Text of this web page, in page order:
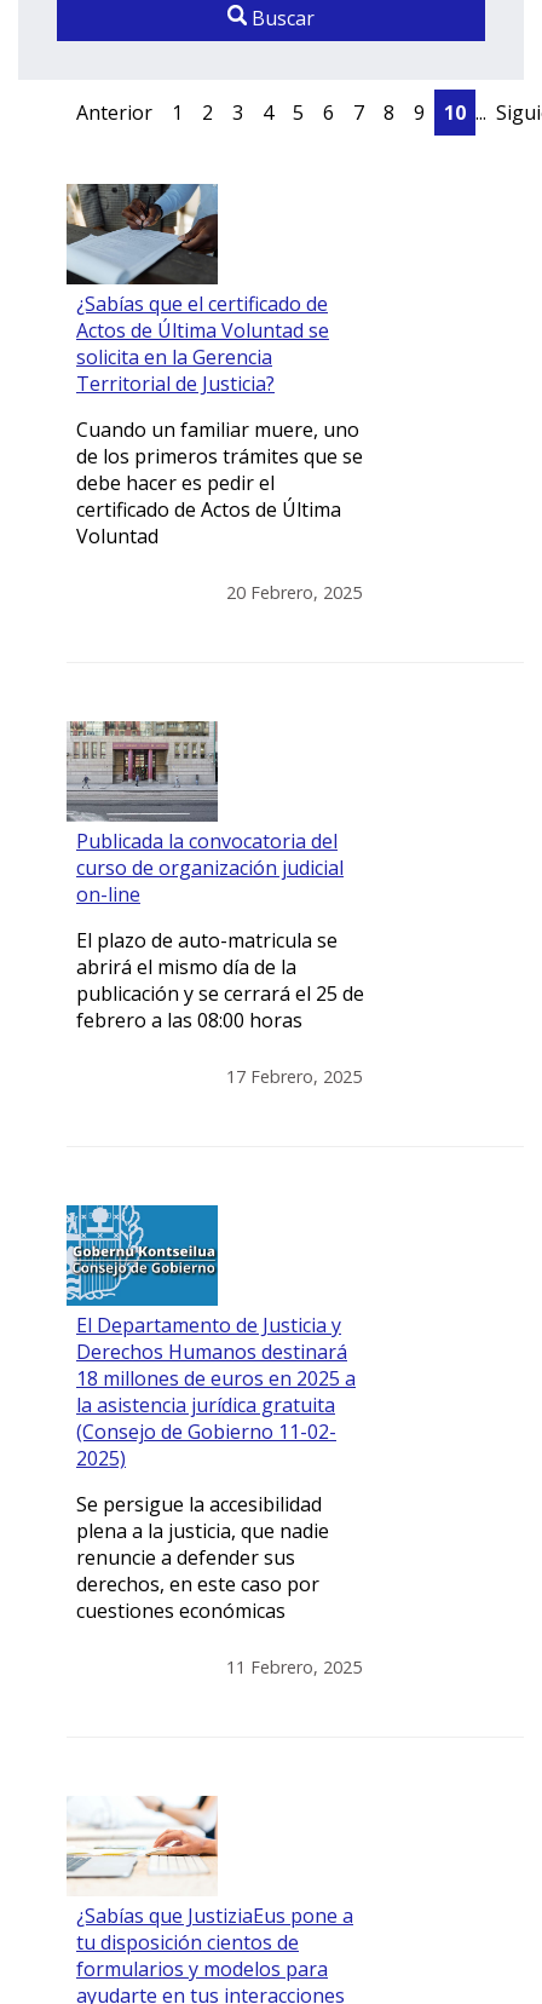
Buscar
Anterior 1 2 3 4 5 6 7 8 9 10 ...
¿Sabías que el certificado de
Actos de Última Voluntad se
solicita en la Gerencia
Territorial de Justicia?
Cuando un familiar muere, uno
de los primeros trámites que se
debe hacer es pedir el
certificado de Actos de Última
Voluntad
20 Febrero, 2025
Publicada la convocatoria del
curso de organización judicial
on-line
El plazo de auto-matricula se
abrirá el mismo día de la
publicación y se cerrará el 25 de
febrero a las 08:00 horas
17 Febrero, 2025
El Departamento de Justicia y
Derechos Humanos destinará
18 millones de euros en 2025 a
la asistencia jurídica gratuita
(Consejo de Gobierno 11-02-
2025)
Se persigue la accesibilidad
plena a la justicia, que nadie
renuncie a defender sus
derechos, en este caso por
cuestiones económicas
11 Febrero, 2025
¿Sabías que JustiziaEus pone a
tu disposición cientos de
formularios y modelos para
ayudarte en tus interacciones